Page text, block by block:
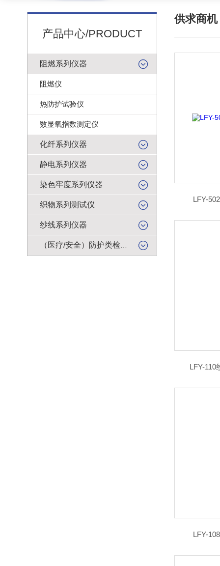
产品中心/PRODUCT
阻燃系列仪器
阻燃仪
热防护试验仪
数显氧指数测定仪
化纤系列仪器
静电系列仪器
染色牢度系列仪器
织物系列测试仪
纱线系列仪器
供求商机
LFY-
LFY-110
LFY-